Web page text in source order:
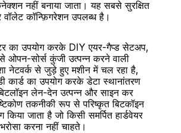
नहीं बनाया जाता। यह सबसे सुरक्षित
वॉलेट कॉन्फ़िगरेशन उपलब्ध है।
का उपयोग करके DIY एयर-गैप्ड सेटअप,
ओपन-सोर्स कुंजी उत्पन्न करने वाली
नेटवर्क से जुड़े हुए मशीन में चल रहा है,
कार्ड का उपयोग करके डेटा स्थानांतरण
लेन-देन उत्पन्न और साइन कर
तकनीकी रूप से परिष्कृत बिटकॉइन
किया जाता है जो किसी समर्पित हार्डवेयर
भरोसा करना नहीं चाहते।